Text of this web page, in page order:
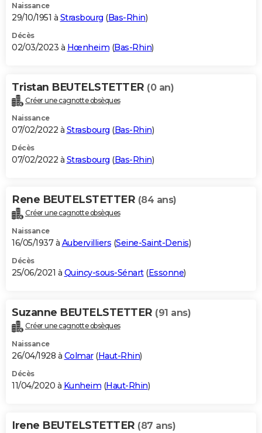
Naissance
29/10/1951 à Strasbourg (Bas-Rhin)
Décès
02/03/2023 à Hœnheim (Bas-Rhin)
Tristan BEUTELSTETTER (0 an)
Créer une cagnotte obsèques
Naissance
07/02/2022 à Strasbourg (Bas-Rhin)
Décès
07/02/2022 à Strasbourg (Bas-Rhin)
Rene BEUTELSTETTER (84 ans)
Créer une cagnotte obsèques
Naissance
16/05/1937 à Aubervilliers (Seine-Saint-Denis)
Décès
25/06/2021 à Quincy-sous-Sénart(Essonne)
Suzanne BEUTELSTETTER (91 ans)
Créer une cagnotte obsèques
Naissance
26/04/1928 à Colmar(Haut-Rhin)
Décès
11/04/2020 à Kunheim (Haut-Rhin)
Irene BEUTELSTETTER (87 ans)